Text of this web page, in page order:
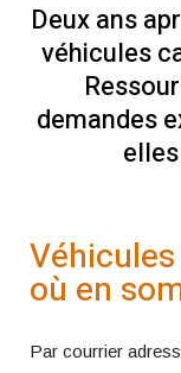
Deux ans
véhicules
demandes
où en
Par courrier